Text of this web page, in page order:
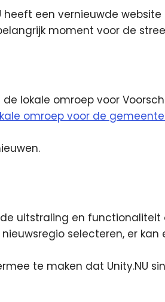
heeft een vernieuwde
moment voor de
de lokale omroep voor
omroep voor de
uitstraling en
selecteren, er
te maken dat Unity.NU